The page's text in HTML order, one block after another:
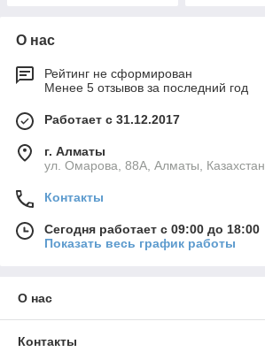
О нас
Рейтинг не сформирован
Менее 5 отзывов за последний год
Работает с 31.12.2017
г. Алматы
ул. Омарова, 88А, Алматы, Казахстан
Контакты
Сегодня работает с 09:00 до 18:00
Показать весь график работы
О нас
Контакты